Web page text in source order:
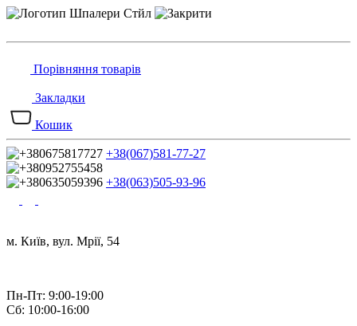
Порівняння товарів
Закладки
Кошик
+38(067)581-77-27
+38(063)505-93-96
м. Київ, вул. Мрії, 54
Пн-Пт: 9:00-19:00
Сб: 10:00-16:00